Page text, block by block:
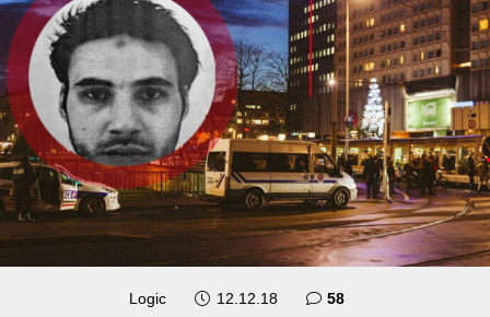
Logic 12.12.18 58komentara